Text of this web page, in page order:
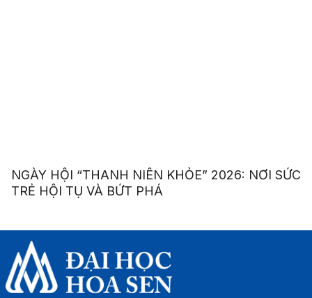
NGÀY HỘI “THANH NIÊN KHỎE” 2026: NƠI SỨC
TRẺ HỘI TỤ VÀ BỨT PHÁ